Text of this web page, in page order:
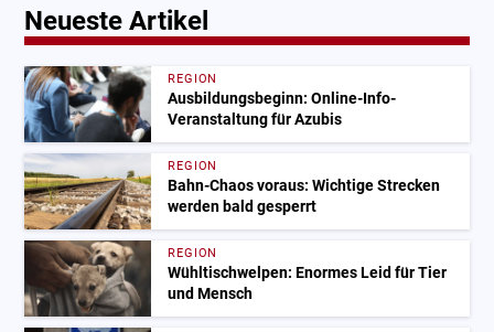
Neueste Artikel
REGION
Ausbildungsbeginn: Online-Info-
Veranstaltung für Azubis
REGION
Bahn-Chaos voraus: Wichtige Strecken
werden bald gesperrt
REGION
Wühltischwelpen: Enormes Leid für Tier
und Mensch